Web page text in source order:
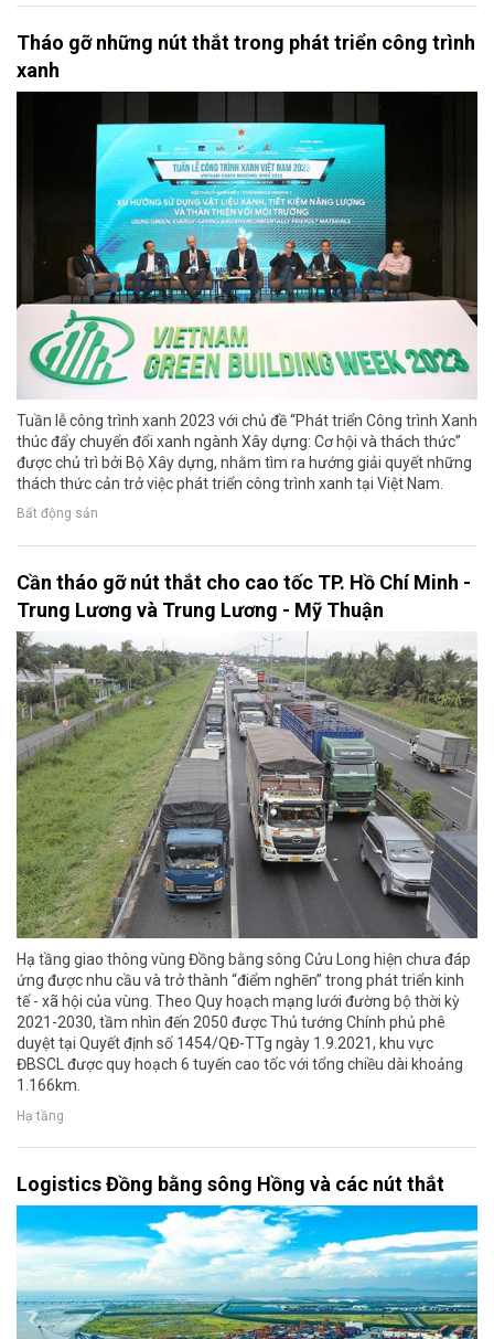
Tháo gỡ những nút thắt trong phát triển công trình
xanh
Tuần lễ công trình xanh 2023 với chủ đề “Phát triển Công trình Xanh
thúc đẩy chuyển đổi xanh ngành Xây dựng: Cơ hội và thách thức”
được chủ trì bởi Bộ Xây dựng, nhằm tìm ra hướng giải quyết những
thách thức cản trở việc phát triển công trình xanh tại Việt Nam.
Bất động sản
Cần tháo gỡ nút thắt cho cao tốc TP. Hồ Chí Minh -
Trung Lương và Trung Lương - Mỹ Thuận
Hạ tầng giao thông vùng Đồng bằng sông Cửu Long hiện chưa đáp
ứng được nhu cầu và trở thành “điểm nghẽn” trong phát triển kinh
tế - xã hội của vùng. Theo Quy hoạch mạng lưới đường bộ thời kỳ
2021-2030, tầm nhìn đến 2050 được Thủ tướng Chính phủ phê
duyệt tại Quyết định số 1454/QĐ-TTg ngày 1.9.2021, khu vực
ĐBSCL được quy hoạch 6 tuyến cao tốc với tổng chiều dài khoảng
1.166km.
Hạ tầng
Logistics Đồng bằng sông Hồng và các nút thắt